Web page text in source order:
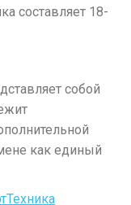
составляет 18-
собой
как единый